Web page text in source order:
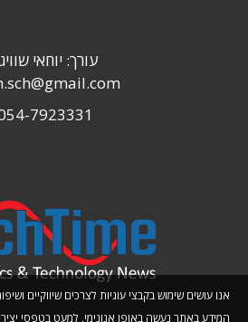
אנו עושים שימוש בקבצי עוגיות לצרכים שיווקיים
המידע באתר נעשה באופן אנונימי, למעט בטפסי
עורך: יוחאי
7923331